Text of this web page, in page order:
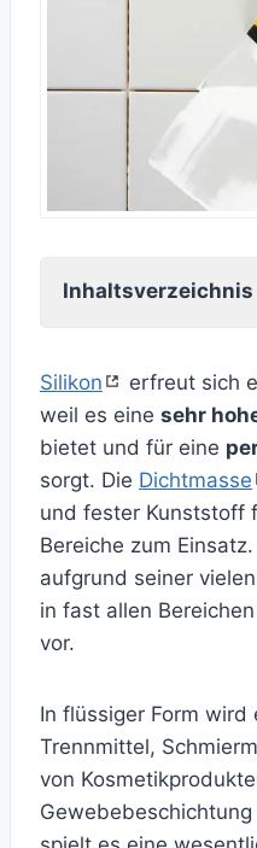
Inhaltsverzeichnis
Silikon
erfreut sich
weil es eine sehr
bietet und für eine
sorgt. Die Dichtmasse
und fester Kunststoff
Bereiche zum
aufgrund seiner
in fast allen
vor.
In flüssiger Form wird
Trennmittel,
von